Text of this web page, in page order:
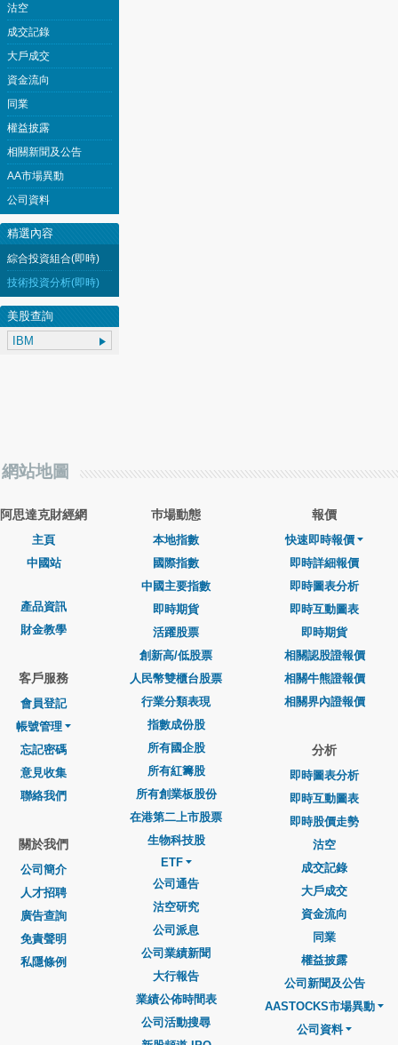
沽空
成交記錄
大戶成交
資金流向
同業
權益披露
相關新聞及公告
AA市場異動
公司資料
精選內容
綜合投資組合(即時)
技術投資分析(即時)
美股查詢
網站地圖
阿思達克財經網
主頁
中國站
產品資訊
財金教學
客戶服務
會員登記
帳號管理
忘記密碼
意見收集
聯絡我們
關於我們
公司簡介
人才招聘
廣告查詢
免責聲明
私隱條例
巿場動態
本地指數
國際指數
中國主要指數
即時期貨
活躍股票
創新高/低股票
人民幣雙櫃台股票
行業分類表現
指數成份股
所有國企股
所有紅籌股
所有創業板股份
在港第二上市股票
生物科技股
ETF
公司通告
沽空研究
公司派息
公司業績新聞
大行報告
業績公佈時間表
公司活動搜尋
報價
快速即時報價
即時詳細報價
即時圖表分析
即時互動圖表
即時期貨
相關認股證報價
相關牛熊證報價
相關界內證報價
分析
即時圖表分析
即時互動圖表
即時股價走勢
沽空
成交記錄
大戶成交
資金流向
同業
權益披露
公司新聞及公告
AASTOCKS市場異動
公司資料